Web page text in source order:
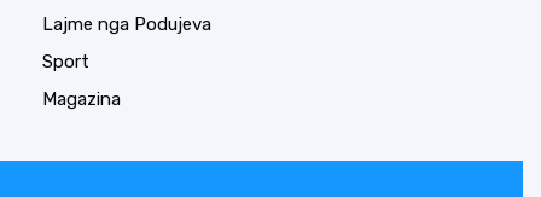
Lajme nga Podujeva
Sport
Magazina